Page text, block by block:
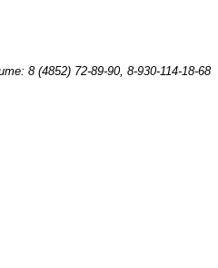
8 (4852) 72-89-90, 8-930-114-18-68